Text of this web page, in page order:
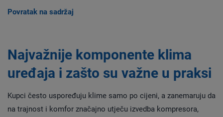
Povratak na sadržaj
Najvažnije komponente klima
uređaja i zašto su važne u praksi
Kupci često uspoređuju klime samo po cijeni, a zanemaruju da
na trajnost i komfor značajno utječu izvedba kompresora,